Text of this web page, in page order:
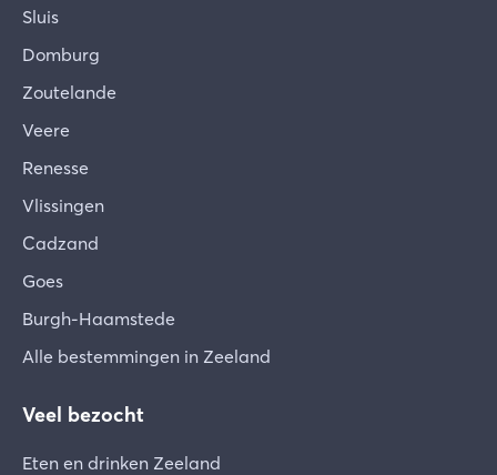
Sluis
Domburg
Zoutelande
Veere
Renesse
Vlissingen
Cadzand
Goes
Burgh-Haamstede
Alle bestemmingen in Zeeland
Veel bezocht
Eten en drinken Zeeland